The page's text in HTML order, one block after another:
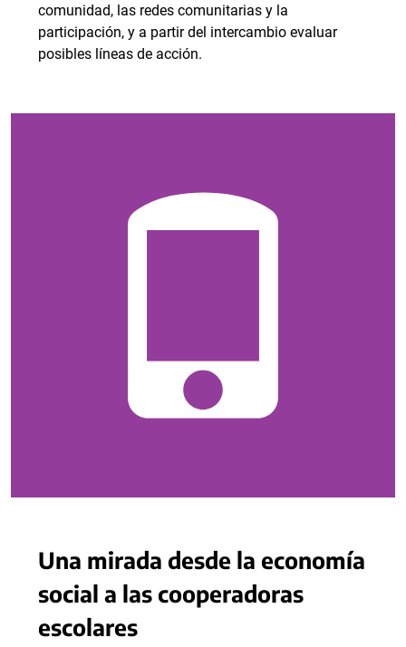
comunidad, las redes comunitarias y la
participación, y a partir del intercambio evaluar
posibles líneas de acción.
Una mirada desde la economía
social a las cooperadoras
escolares